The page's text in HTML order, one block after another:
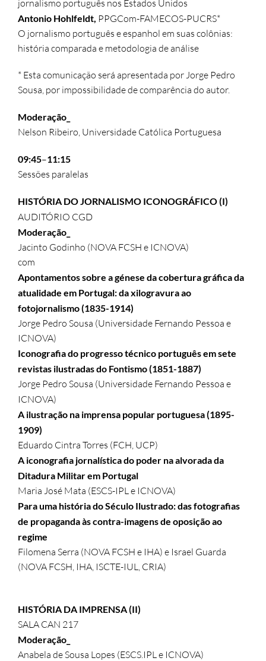
jornalismo português nos Estados Unidos
Antonio Hohlfeldt, PPGCom-FAMECOS-PUCRS*
O jornalismo português e espanhol em suas colônias:
história comparada e metodologia de análise
* Esta comunicação será apresentada por Jorge Pedro
Sousa, por impossibilidade de comparência do autor.
Moderação_
Nelson Ribeiro, Universidade Católica Portuguesa
09:45–11:15
Sessões paralelas
HISTÓRIA DO JORNALISMO ICONOGRÁFICO (I)
AUDITÓRIO CGD
Moderação_
Jacinto Godinho (NOVA FCSH e ICNOVA)
com
Apontamentos sobre a génese da cobertura gráfica da
atualidade em Portugal: da xilogravura ao
fotojornalismo (1835-1914)
Jorge Pedro Sousa (Universidade Fernando Pessoa e
ICNOVA)
Iconografia do progresso técnico português em sete
revistas ilustradas do Fontismo (1851-1887)
Jorge Pedro Sousa (Universidade Fernando Pessoa e
ICNOVA)
A ilustração na imprensa popular portuguesa (1895-
1909)
Eduardo Cintra Torres (FCH, UCP)
A iconografia jornalística do poder na alvorada da
Ditadura Militar em Portugal
Maria José Mata (ESCS-IPL e ICNOVA)
Para uma história do Século Ilustrado: das fotografias
de propaganda às contra-imagens de oposição ao
regime
Filomena Serra (NOVA FCSH e IHA) e Israel Guarda
(NOVA FCSH, IHA, ISCTE-IUL, CRIA)
HISTÓRIA DA IMPRENSA (II)
SALA CAN 217
Moderação_
Anabela de Sousa Lopes (ESCS.IPL e ICNOVA)